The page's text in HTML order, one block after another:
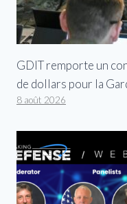
GDIT remporte un
de dollars pour la
8 août 2026